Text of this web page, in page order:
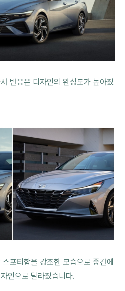
반응은 디자인의 완성도가 높아졌
포티함을 강조한 모습으로 중간에
인으로 달라졌습니다.